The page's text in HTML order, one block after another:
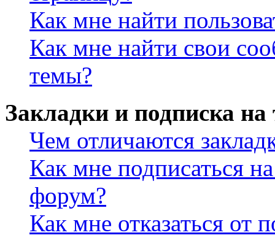
Как мне найти
Как мне найти свои
темы?
Закладки и подписка
Чем отличаются
Как мне подписаться
форум?
Как мне отказаться от